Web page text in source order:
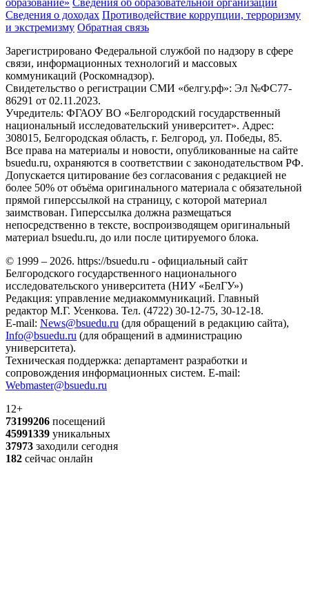
Сведения о доходах Противодействие коррупции, терроризму
и экстремизму Обратная связь
Зарегистрировано Федеральной службой по надзору в сфере
связи, информационных технологий и массовых
коммуникаций (Роскомнадзор).
Свидетельство о регистрации СМИ «белгу.рф»: Эл №ФС77-
86291 от 02.11.2023.
Учредитель: ФГАОУ ВО «Белгородский государственный
национальный исследовательский университет». Адрес:
308015, Белгородская область, г. Белгород, ул. Победы, 85.
Все права на материалы и новости, опубликованные на сайте
bsuedu.ru, охраняются в соответствии с законодательством РФ.
Допускается цитирование без согласования с редакцией не
более 50% от объёма оригинального материала с обязательной
прямой гиперссылкой на страницу, с которой материал
заимствован. Гиперссылка должна размещаться
непосредственно в тексте, воспроизводящем оригинальный
материал bsuedu.ru, до или после цитируемого блока.
© 1999 – 2026. https://bsuedu.ru - официальный сайт
Белгородского государственного национального
исследовательского университета (НИУ «БелГУ»)
Редакция: управление медиакоммуникаций. Главный
редактор М.Г. Усенкова. Тел. (4722) 30-12-75, 30-12-18.
E-mail: News@bsuedu.ru (для обращений в редакцию сайта),
Info@bsuedu.ru (для обращений в администрацию
университета).
Техническая поддержка: департамент разработки и
сопровождения информационных систем. E-mail:
Webmaster@bsuedu.ru
12+
73199206 посещений
45991339 уникальных
37973 заходили сегодня
182 сейчас онлайн